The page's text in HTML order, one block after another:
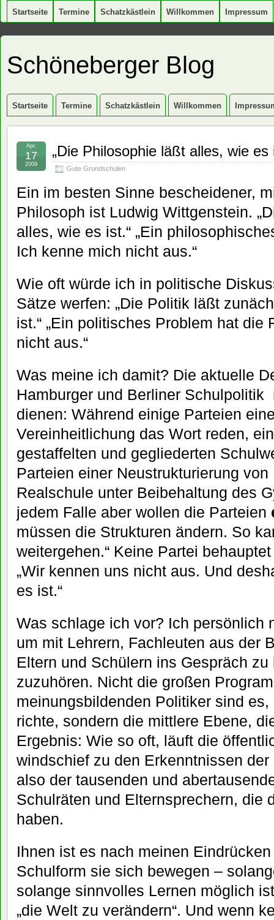
Startseite Termine Schatzkästlein Willkommen Impressum
Schöneberger Blog
Startseite Termine Schatzkästlein Willkommen
„Die Philosophie läßt alles, wie
Gute Grundschulen
Apr.
17
2009
Ein im besten Sinne bescheidener,
Philosoph ist Ludwig Wittgenstein.
alles, wie es ist.“ „Ein
Ich kenne mich nicht aus.“
Wie oft würde ich in politische
Sätze werfen: „Die Politik läßt
ist.“ „Ein politisches Problem hat die
nicht aus.“
Was meine ich damit? Die aktuelle
Hamburger und Berliner
dienen: Während einige Parteien
Vereinheitlichung das Wort reden,
gestaffelten und gegliederten
Parteien einer Neustrukturierung
Realschule unter Beibehaltung des
jedem Falle aber wollen die Parteien
müssen die Strukturen ändern. So
weitergehen.“ Keine Partei
„Wir kennen uns nicht aus. Und
es ist.“
Was schlage ich vor? Ich persönlich
um mit Lehrern, Fachleuten aus der
Eltern und Schülern ins Gespräch
zuzuhören. Nicht die großen
meinungsbildenden Politiker sind
richte, sondern die mittlere Ebene,
Ergebnis: Wie so oft, läuft die
windschief zu den Erkenntnissen der
also der tausenden und
Schulräten und Elternsprechern, die
haben.
Ihnen ist es nach meinen
Schulform sie sich bewegen –
solange sinnvolles Lernen möglich
„die Welt zu verändern“. Und wenn